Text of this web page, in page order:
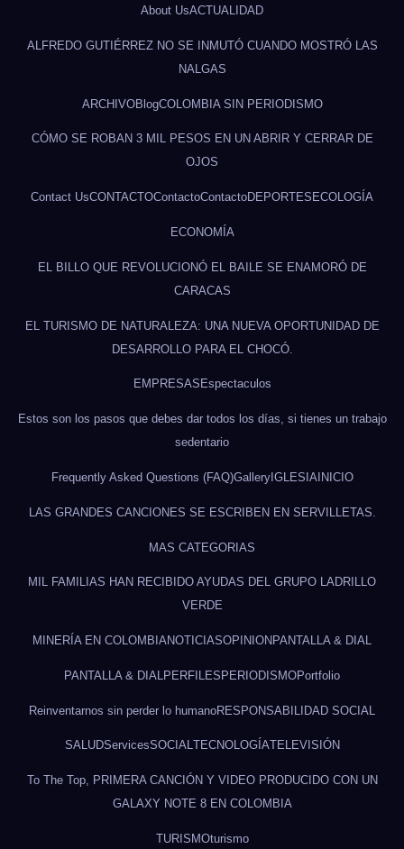
About UsACTUALIDAD
ALFREDO GUTIÉRREZ NO SE INMUTÓ CUANDO MOSTRÓ LAS
NALGAS
ARCHIVOBlogCOLOMBIA SIN PERIODISMO
CÓMO SE ROBAN 3 MIL PESOS EN UN ABRIR Y CERRAR DE
OJOS
Contact UsCONTACTOContactoContactoDEPORTES ECOLOGÍA
ECONOMÍA
EL BILLO QUE REVOLUCIONÓ EL BAILE SE ENAMORÓ DE
CARACAS
EL TURISMO DE NATURALEZA: UNA NUEVA OPORTUNIDAD DE
DESARROLLO PARA EL CHOCÓ.
EMPRESAS Espectaculos
Estos son los pasos que debes dar todos los días, si tienes un trabajo
sedentario
Frequently Asked Questions (FAQ)GalleryIGLESIA INICIO
LAS GRANDES CANCIONES SE ESCRIBEN EN SERVILLETAS.
MAS CATEGORIAS
MIL FAMILIAS HAN RECIBIDO AYUDAS DEL GRUPO LADRILLO
VERDE
MINERÍA EN COLOMBIANOTICIASOPINION PANTALLA & DIAL
PANTALLA & DIAL PERFILES PERIODISMOPortfolio
Reinventarnos sin perder lo humanoRESPONSABILIDAD SOCIAL
SALUDServicesSOCIALTECNOLOGÍATELEVISIÓN
To The Top, PRIMERA CANCIÓN Y VIDEO PRODUCIDO CON UN
GALAXY NOTE 8 EN COLOMBIA
TURISMOturismo